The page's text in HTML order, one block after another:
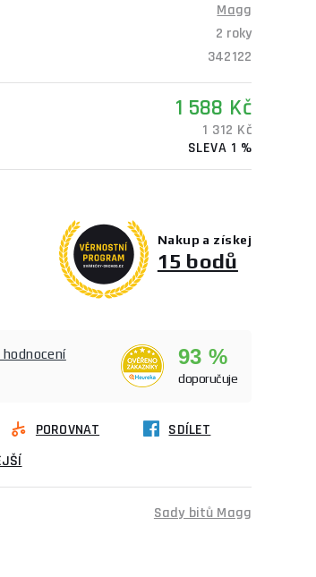
Magg
2 roky
342122
1 588 Kč
1 312 Kč
SLEVA 1 %
Nakup a získej
15 bodů
93 %
doporučuje
POROVNAT
SDÍLET
Sady bitů Magg